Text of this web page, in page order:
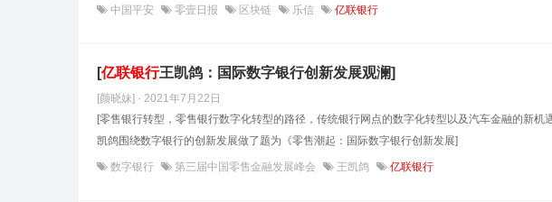
中国平安 零壹日报 区块链 乐信 亿联银行
[亿联银行王凯鸽：国际数字银行创新发展观澜]
[颜晓妹] · 2021年7月22日
[零售银行转型，零售银行数字化转型的路径，传统银行网点的数字化转型以及汽车金融的新机
凯鸽围绕数字银行的创新发展做了题为《零售潮起：国际数字银行创新发展]
数字银行 第三届中国零售金融发展峰会 王凯鸽 亿联银行